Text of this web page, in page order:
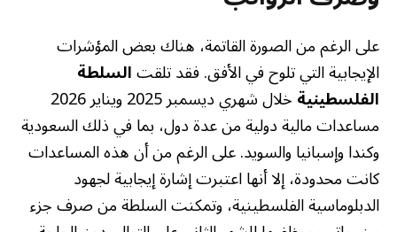
على الرغم من الصورة القاتمة، هناك بعض المؤشرات
الإيجابية التي تلوح في الأفق. فقد تلقتالسلطة
الفلسطينية خلال شهري ديسمبر 2025 ويناير 2026
مساعدات مالية دولية من عدة دول، بما في ذلك السعودية
وكندا وإسبانيا والسويد. على الرغم من أن هذه المساعدات
كانت محدودة، إلا أنها اعتبرت إشارة إيجابية لجهود
الدبلوماسية الفلسطينية، وتمكنت السلطة من صرف جزء